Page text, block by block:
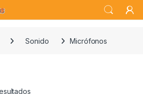
Sonido Micrófonos